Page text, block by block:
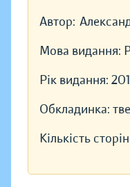
Автор:
Мова видання:
Рік видання:
Обкладинка:
Кількість